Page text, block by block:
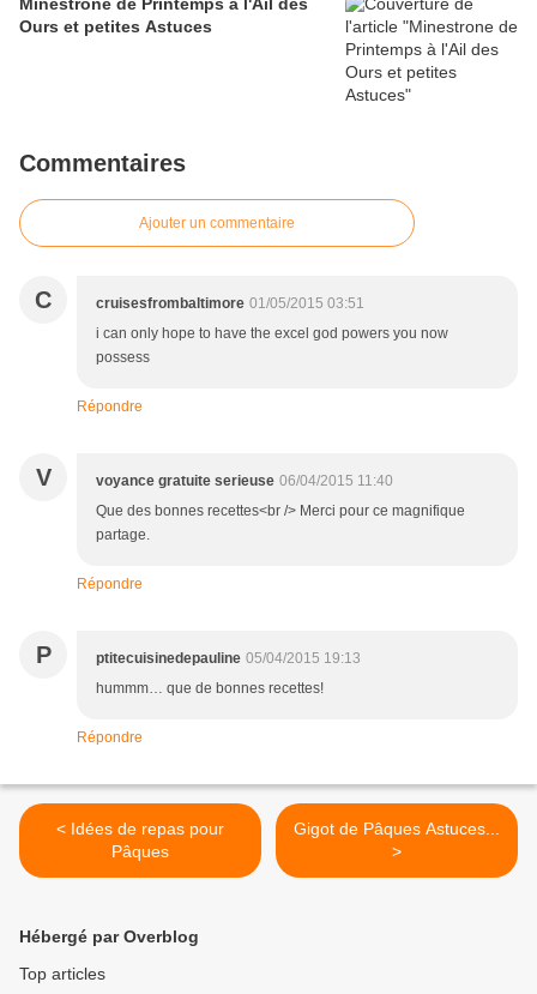
Ours et petites Astuces
Commentaires
Ajouter un commentaire
C cruisesfrombaltimore 01/05/2015 03:51
i can only hope to have the excel god powers you now
possess
Répondre
V voyance gratuite serieuse 06/04/2015 11:40
Que des bonnes recettes<br /> Merci pour ce magnifique
partage.
Répondre
P ptitecuisinedepauline 05/04/2015 19:13
hummm… que de bonnes recettes!
Répondre
< Idées de repas pour
Pâques
Gigot de Pâques Astuces...
>
Hébergé par Overblog
Top articles